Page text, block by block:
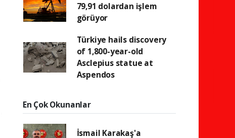
79,91 dolardan işlem
görüyor
Türkiye hails discovery
of 1,800-year-old
Asclepius statue at
Aspendos
En Çok Okunanlar
İsmail Karakaş'a